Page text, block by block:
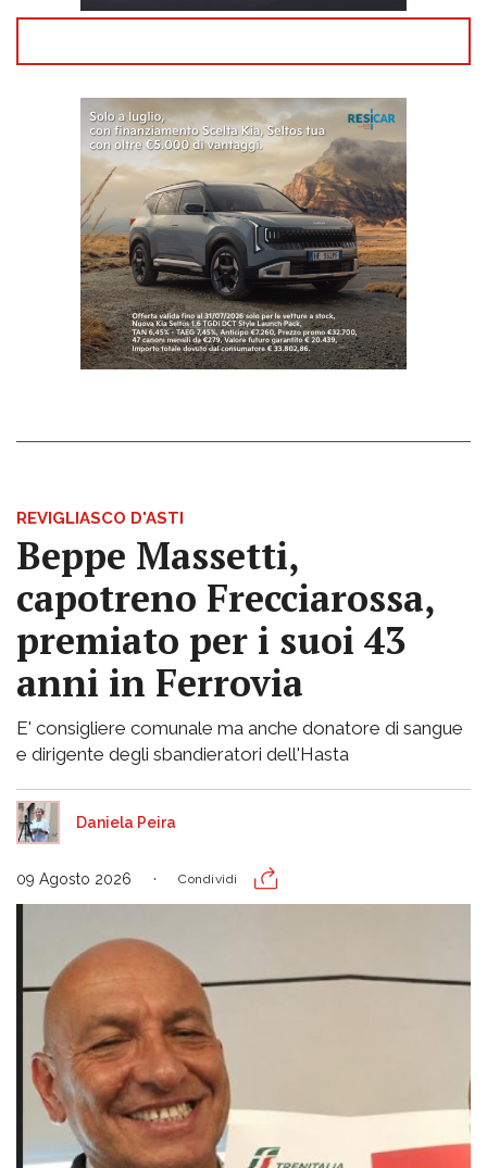
REVIGLIASCO D'ASTI
Beppe Massetti,
capotreno Frecciarossa,
premiato per i suoi 43
anni in Ferrovia
E' consigliere comunale ma anche donatore di sangue
e dirigente degli sbandieratori dell'Hasta
Daniela Peira
09 Agosto 2026 Condividi